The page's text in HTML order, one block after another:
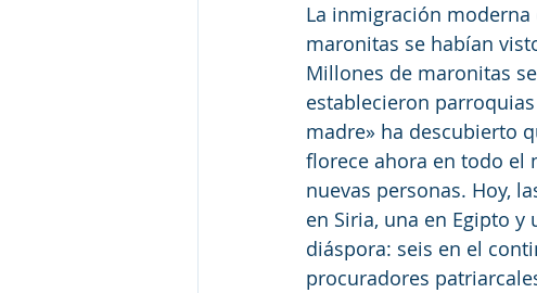
La inmigración moderna
maronitas se habían
Millones de maronitas
establecieron
madre» ha descubierto
florece ahora en todo el
nuevas personas. Hoy,
en Siria, una en Egipto y
diáspora: seis en el
procuradores